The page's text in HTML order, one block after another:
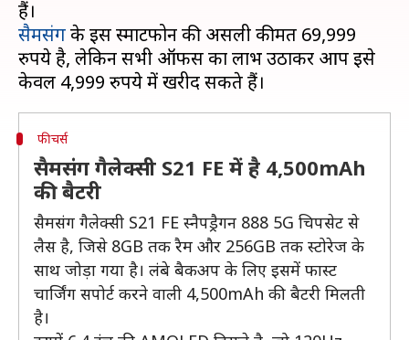
सैमसंगके इस स्मार्टफोन की असली कीमत 69,999
रुपये है, लेकिन सभी ऑफर्स का लाभ उठाकर आप इसे
फीचर्स
सैमसंग गैलेक्सी S21 FE में है 4,500mAh
की बैटरी
सैमसंग गैलेक्सी S21 FE स्नैपड्रैगन 888 5G चिपसेट से
लैस है, जिसे 8GB तक रैम और 256GB तक स्टोरेज के
साथ जोड़ा गया है। लंबे बैकअप के लिए इसमें फास्ट
चार्जिंग सपोर्ट करने वाली 4,500mAh की बैटरी मिलती
है।